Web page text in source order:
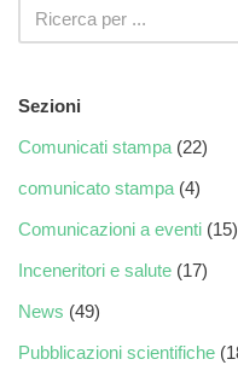
Sezioni
Comunicati stampa (22)
comunicato stampa (4)
Comunicazioni a eventi (15)
Inceneritori e salute (17)
News (49)
Pubblicazioni scientifiche